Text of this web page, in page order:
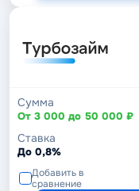
Сумма
От 3 000 до 50 000 ₽
Ставка
До 0,8%
Добавить в
сравнение